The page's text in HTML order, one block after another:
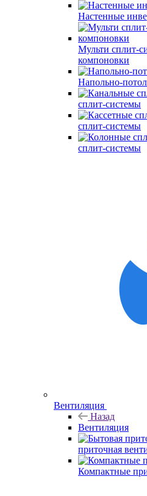
Настенные
Мульти сплит-
компоновки
Напольно-
сплит-системы
сплит-системы
сплит-системы
Вентиляция
Назад
Вентиляция
приточная
Компактные